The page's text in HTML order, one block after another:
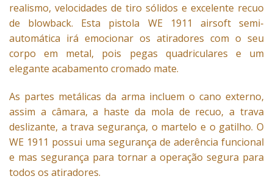
realismo, velocidades de tiro sólidos e excelente recuo
de blowback. Esta pistola WE 1911 airsoft semi-
automática irá emocionar os atiradores com o seu
corpo em metal, pois pegas quadriculares e um
elegante acabamento cromado mate.
As partes metálicas da arma incluem o cano externo,
assim a câmara, a haste da mola de recuo, a trava
deslizante, a trava segurança, o martelo e o gatilho. O
WE 1911 possui uma segurança de aderência funcional
e mas segurança para tornar a operação segura para
todos os atiradores.